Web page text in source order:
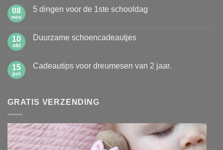
Hoe
kinderen
08
nov
5 dingen voor de 1ste schooldag
5
1ste
10
okt
Duurzame schoencadeautjes
Duurzame
15
jun
Cadeautips voor dreumesen van 2 jaar.
voor
jaar.
GRATIS VERZENDING